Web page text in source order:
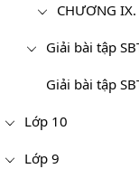
CHƯƠNG
Giải bài tập
Giải bài tập
Lớp 10
Lớp 9